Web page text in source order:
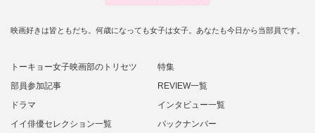
映画好きは皆ともだち。何歳になっても女子は女子。あなたも今日から当部員です。
トーキョー女子映画部のトリセツ
特集
部員参加記事
REVIEW一覧
ドラマ
インタビュー一覧
イイ俳優セレクション一覧
バックナンバー